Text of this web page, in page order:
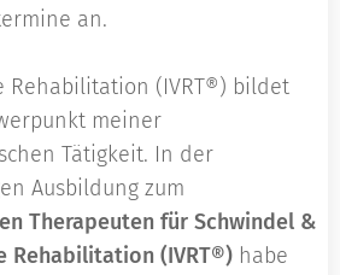
an.
Rehabilitation (IVRT®) bildet
meiner
Tätigkeit. In der
Ausbildung zum
Therapeuten für Schwindel &
Rehabilitation (IVRT®) habe